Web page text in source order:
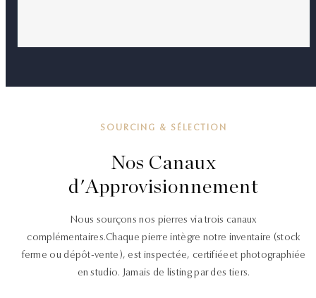
SOURCING & SÉLECTION
Nos Canaux
d'Approvisionnement
Nous sourçons nos pierres via trois canaux
complémentaires.Chaque pierre intègre notre inventaire (stock
ferme ou dépôt-vente), est inspectée, certifiée et photographiée
en studio. Jamais de listing par des tiers.